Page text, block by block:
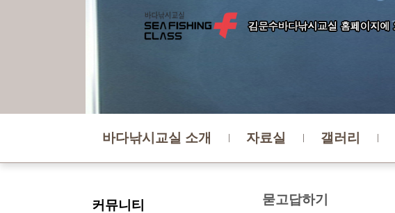
바다낚시교실 소개 자료실 갤러리
묻고답하기
커뮤니티